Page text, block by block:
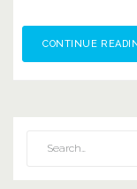
CONTINUE